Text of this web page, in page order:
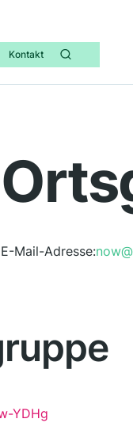
Kontakt
E-Mail-Adresse:
YDHg